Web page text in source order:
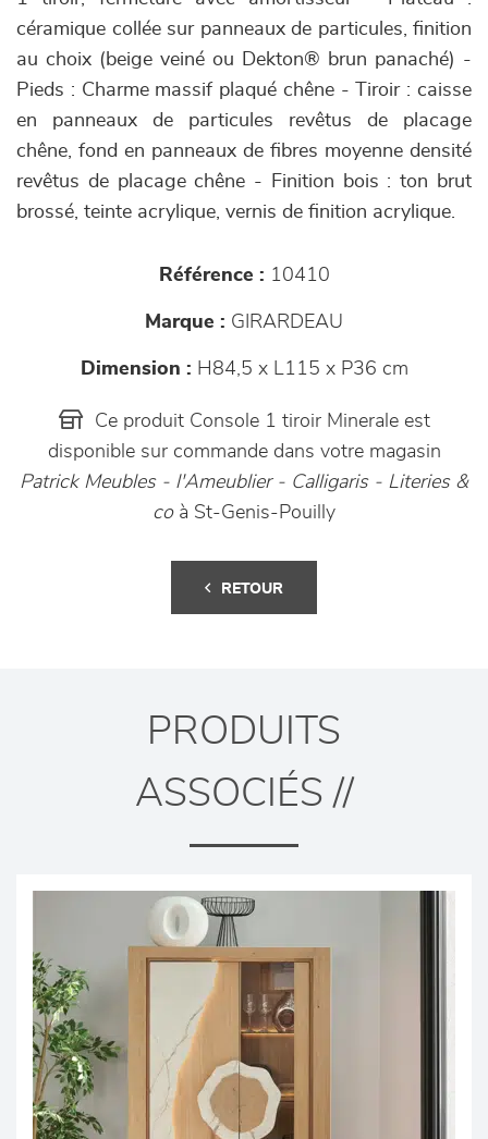
céramique collée sur panneaux de particules, finition
au choix (beige veiné ou Dekton® brun panaché) -
Pieds : Charme massif plaqué chêne - Tiroir : caisse
en panneaux de particules revêtus de placage
chêne, fond en panneaux de fibres moyenne densité
revêtus de placage chêne - Finition bois : ton brut
brossé, teinte acrylique, vernis de finition acrylique.
Référence : 10410
Marque : GIRARDEAU
Dimension : H84,5 x L115 x P36 cm
Ce produit Console 1 tiroir Minerale est
disponible sur commande dans votre magasin
Patrick Meubles - l'Ameublier - Calligaris - Literies &
coà St-Genis-Pouilly
RETOUR
PRODUITS
ASSOCIÉS //